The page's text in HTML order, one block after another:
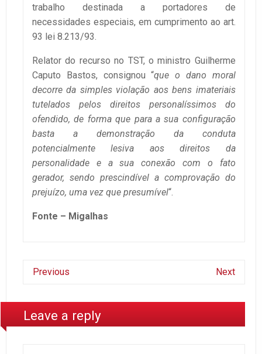
trabalho destinada a portadores de
necessidades especiais, em cumprimento ao art.
93 lei 8.213/93.
Relator do recurso no TST, o ministro Guilherme
Caputo Bastos, consignou “que o dano moral
decorre da simples violação aos bens imateriais
tutelados pelos direitos personalíssimos do
ofendido, de forma que para a sua configuração
basta a demonstração da conduta
potencialmente lesiva aos direitos da
personalidade e a sua conexão com o fato
gerador, sendo prescindível a comprovação do
prejuízo, uma vez que presumível“.
Fonte – Migalhas
Previous Next
Leave a reply